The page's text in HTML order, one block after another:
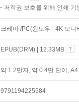
저작권 보호를 위해 인쇄 기
크레마 /PC(윈도우 - 4K 모
EPUB(DRM) | 12.33MB
약 1.2만자, 약 0.4만 단어,
9791194225584